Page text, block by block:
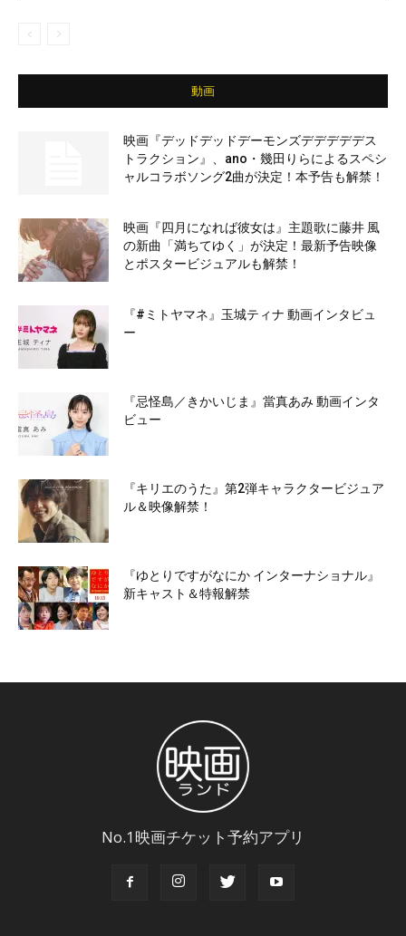
動画
映画『デッドデッドデーモンズデデデデデス
トラクション』、ano・幾田りらによるスペシ
ャルコラボソング2曲が決定！本予告も解禁！
映画『四月になれば彼女は』主題歌に藤井 風
の新曲「満ちてゆく」が決定！最新予告映像
とポスタービジュアルも解禁！
『#ミトヤマネ』玉城ティナ 動画インタビュ
ー
『忌怪島／きかいじま』當真あみ 動画インタ
ビュー
『キリエのうた』第2弾キャラクタービジュア
ル＆映像解禁！
『ゆとりですがなにか インターナショナル』
新キャスト＆特報解禁
No.1映画チケット予約アプリ